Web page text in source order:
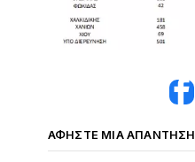
ΑΦΉΣΤΕ ΜΙΑ ΑΠΆΝΤΗΣΗ